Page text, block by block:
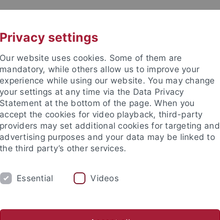
Ethik in den
Anfahrt Jahresrückblicke
Internationales Zentrum für Ethik in den
Privacy settings
Our website uses cookies. Some of them are
mandatory, while others allow us to improve your
experience while using our website. You may change
your settings at any time via the Data Privacy
Statement at the bottom of the page. When you
accept the cookies for video playback, third-party
providers may set additional cookies for targeting and
advertising purposes and your data may be linked to
the third party’s other services.
Essential Videos